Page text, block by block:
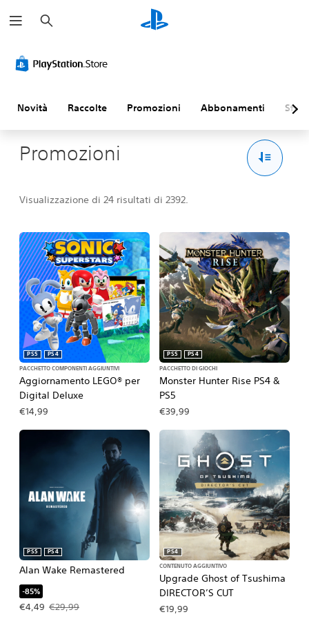
e
r
Novità Raccolte Promozioni Abbonamenti
Promozioni
Visualizzazione di 24 risultati di 2392.
Aggiornamento LEGO® per
Digital Deluxe
PS5
PS4
PACCHETTO COMPONENTI AGGIUNTIVI
€14,99
Monster Hunter Rise PS4 &
PS5
PS5
PS4
PACCHETTO DI GIOCHI
€39,99
Alan Wake Remastered
PS5 PS4
-85%
€4,49
Prezzo in offerta €4,49. Prezzo originale €29,99.
€29,99
Upgrade Ghost of Tsushima
DIRECTOR’S CUT
PS4
CONTENUTO AGGIUNTIVO
€19,99